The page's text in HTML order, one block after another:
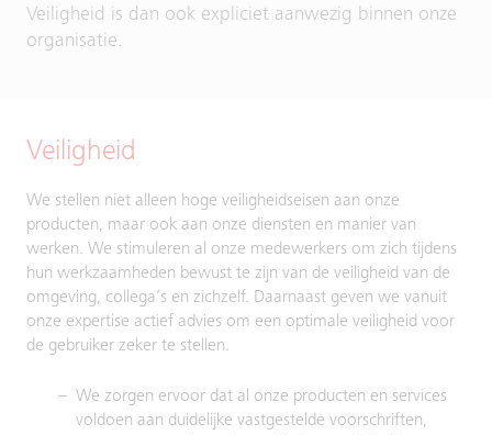
Veiligheid is dan ook expliciet aanwezig binnen onze
organisatie.
Veiligheid
We stellen niet alleen hoge veiligheidseisen aan onze
producten, maar ook aan onze diensten en manier van
werken. We stimuleren al onze medewerkers om zich tijdens
hun werkzaamheden bewust te zijn van de veiligheid van de
omgeving, collega’s en zichzelf. Daarnaast geven we vanuit
onze expertise actief advies om een optimale veiligheid voor
de gebruiker zeker te stellen.
We zorgen ervoor dat al onze producten en services
voldoen aan duidelijke vastgestelde voorschriften,